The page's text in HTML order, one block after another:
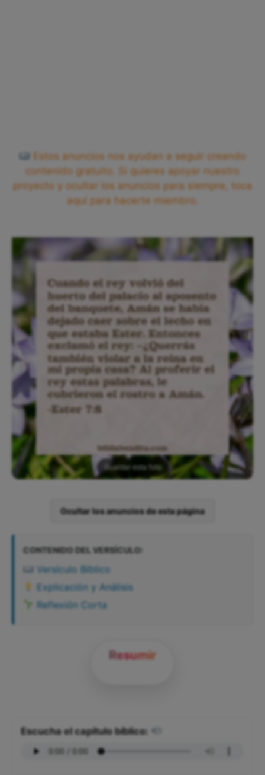
Estos anuncios nos ayudan a seguir creando
contenido gratuito. Si quieres apoyar nuestro
proyecto y ocultar los anuncios para siempre, toca
aquí para hacerte miembro.
Guardar esta foto
Ocultar los anuncios de esta página
CONTENIDO DEL VERSÍCULO:
Versículo Bíblico
Explicación y Análisis
Reflexión Corta
Resumir
Escucha el capítulo bíblico: